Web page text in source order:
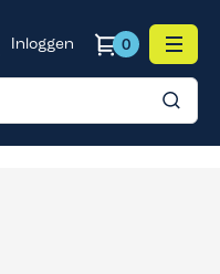
Inloggen
0